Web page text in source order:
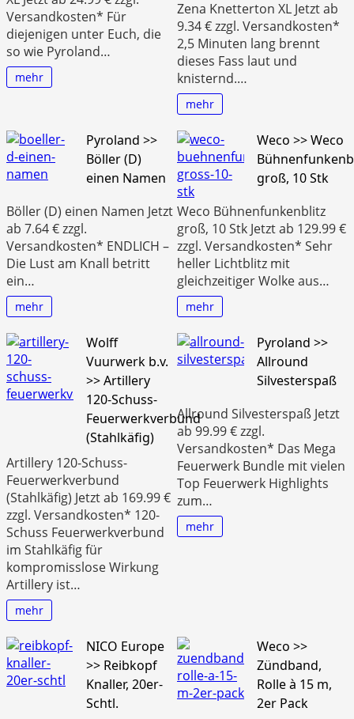
Versandkosten* Für
diejenigen unter Euch, die
so wie Pyroland…
mehr
Zena Knetterton XL Jetzt ab
9.34 € zzgl. Versandkosten*
2,5 Minuten lang brennt
dieses Fass laut und
knisternd.…
mehr
Pyroland >>
Böller (D)
einen Namen
Böller (D) einen Namen Jetzt
ab 7.64 € zzgl.
Versandkosten* ENDLICH –
Die Lust am Knall betritt
ein…
mehr
Weco >> Weco
groß, 10 Stk
Weco Bühnenfunkenblitz
groß, 10 Stk Jetzt ab 129.99 €
zzgl. Versandkosten* Sehr
heller Lichtblitz mit
gleichzeitiger Wolke aus…
mehr
Wolff
Vuurwerk b.v.
>> Artillery
120-Schuss-
Feuerwerkverbund
(Stahlkäfig)
Artillery 120-Schuss-
Feuerwerkverbund
(Stahlkäfig) Jetzt ab 169.99 €
zzgl. Versandkosten* 120-
Schuss Feuerwerkverbund
im Stahlkäfig für
kompromisslose Wirkung
Artillery ist…
mehr
Pyroland >>
Allround
Silvesterspaß
Allround Silvesterspaß Jetzt
ab 99.99 € zzgl.
Versandkosten* Das Mega
Feuerwerk Bundle mit vielen
Top Feuerwerk Highlights
zum…
mehr
NICO Europe
>> Reibkopf
Knaller, 20er-
Schtl.
Weco >>
Zündband,
Rolle à 15 m,
2er Pack